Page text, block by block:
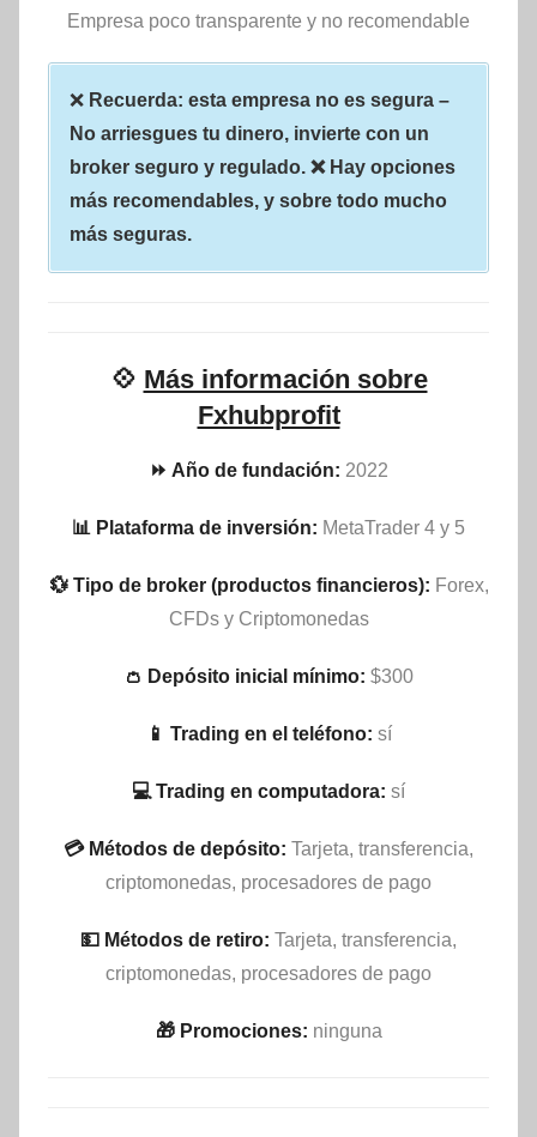
Empresa poco transparente y no recomendable
❌ Recuerda: esta empresa no es segura –
No arriesgues tu dinero, invierte con un
broker seguro y regulado. ❌ Hay opciones
más recomendables, y sobre todo mucho
más seguras.
💠 Más información sobre
Fxhubprofit
⏩ Año de fundación: 2022
📊 Plataforma de inversión: MetaTrader 4 y 5
💱 Tipo de broker (productos financieros): Forex,
CFDs y Criptomonedas
👛 Depósito inicial mínimo: $300
📱 Trading en el teléfono: sí
💻 Trading en computadora: sí
💳 Métodos de depósito: Tarjeta, transferencia,
criptomonedas, procesadores de pago
💵​ Métodos de retiro: Tarjeta, transferencia,
criptomonedas, procesadores de pago
🎁 Promociones: ninguna